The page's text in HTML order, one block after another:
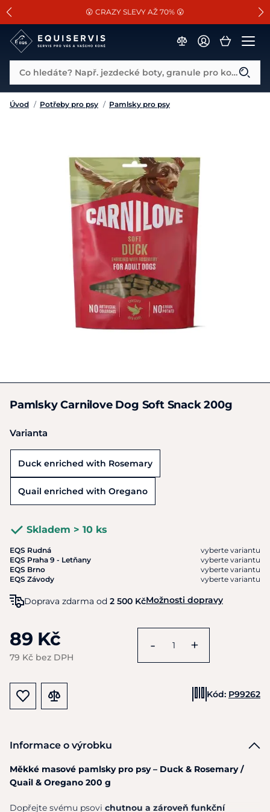
SLEVA 13% na vše od Cassini!
😮 CRAZY SLEVY AŽ 70% 😮
📐Pasování a doplňky k vybraným sedlům ZDARMA 🐴
Co hledáte? Např. jezdecké boty, granule pro koně...
Úvod / Potřeby pro psy / Pamlsky pro psy
Pamlsky Carnilove Dog Soft Snack 200g
Varianta
Duck enriched with Rosemary
Quail enriched with Oregano
Skladem > 10 ks
EQS Rudná
vyberte variantu
EQS Praha 9 - Letňany
vyberte variantu
EQS Brno
vyberte variantu
EQS Závody
vyberte variantu
Doprava zdarma od 2 500 KčMožnosti dopravy
89 Kč
79 Kč bez DPH
- +
Kód: P99262
Informace o výrobku
Měkké masové pamlsky pro psy – Duck & Rosemary /
Quail & Oregano 200 g
Dopřejte svému psovi chutnou a zároveň funkční